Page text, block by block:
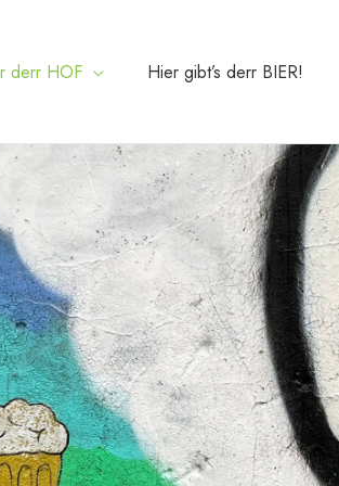
derr HOF Hier gibt’s derr BIER!